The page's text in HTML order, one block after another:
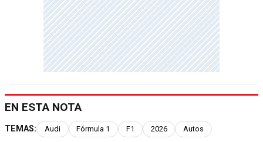
EN ESTA NOTA
TEMAS: Audi Fórmula 1 F1 2026 Autos